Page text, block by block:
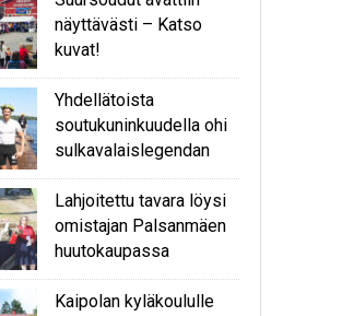
näyttävästi – Katso
kuvat!
Yhdellätoista
soutukuninkuudella ohi
sulkavalaislegendan
Lahjoitettu tavara löysi
omistajan Palsanmäen
huutokaupassa
Kaipolan kyläkoululle